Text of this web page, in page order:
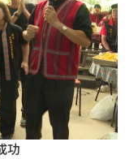
功